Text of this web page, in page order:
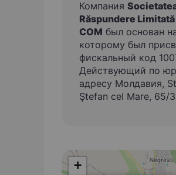
Компания
Răspundere Limitată
COM был основан
которому был
фискальный код
Действующий по
адресу Молдавия,
Ştefan cel Mare, 65/
+